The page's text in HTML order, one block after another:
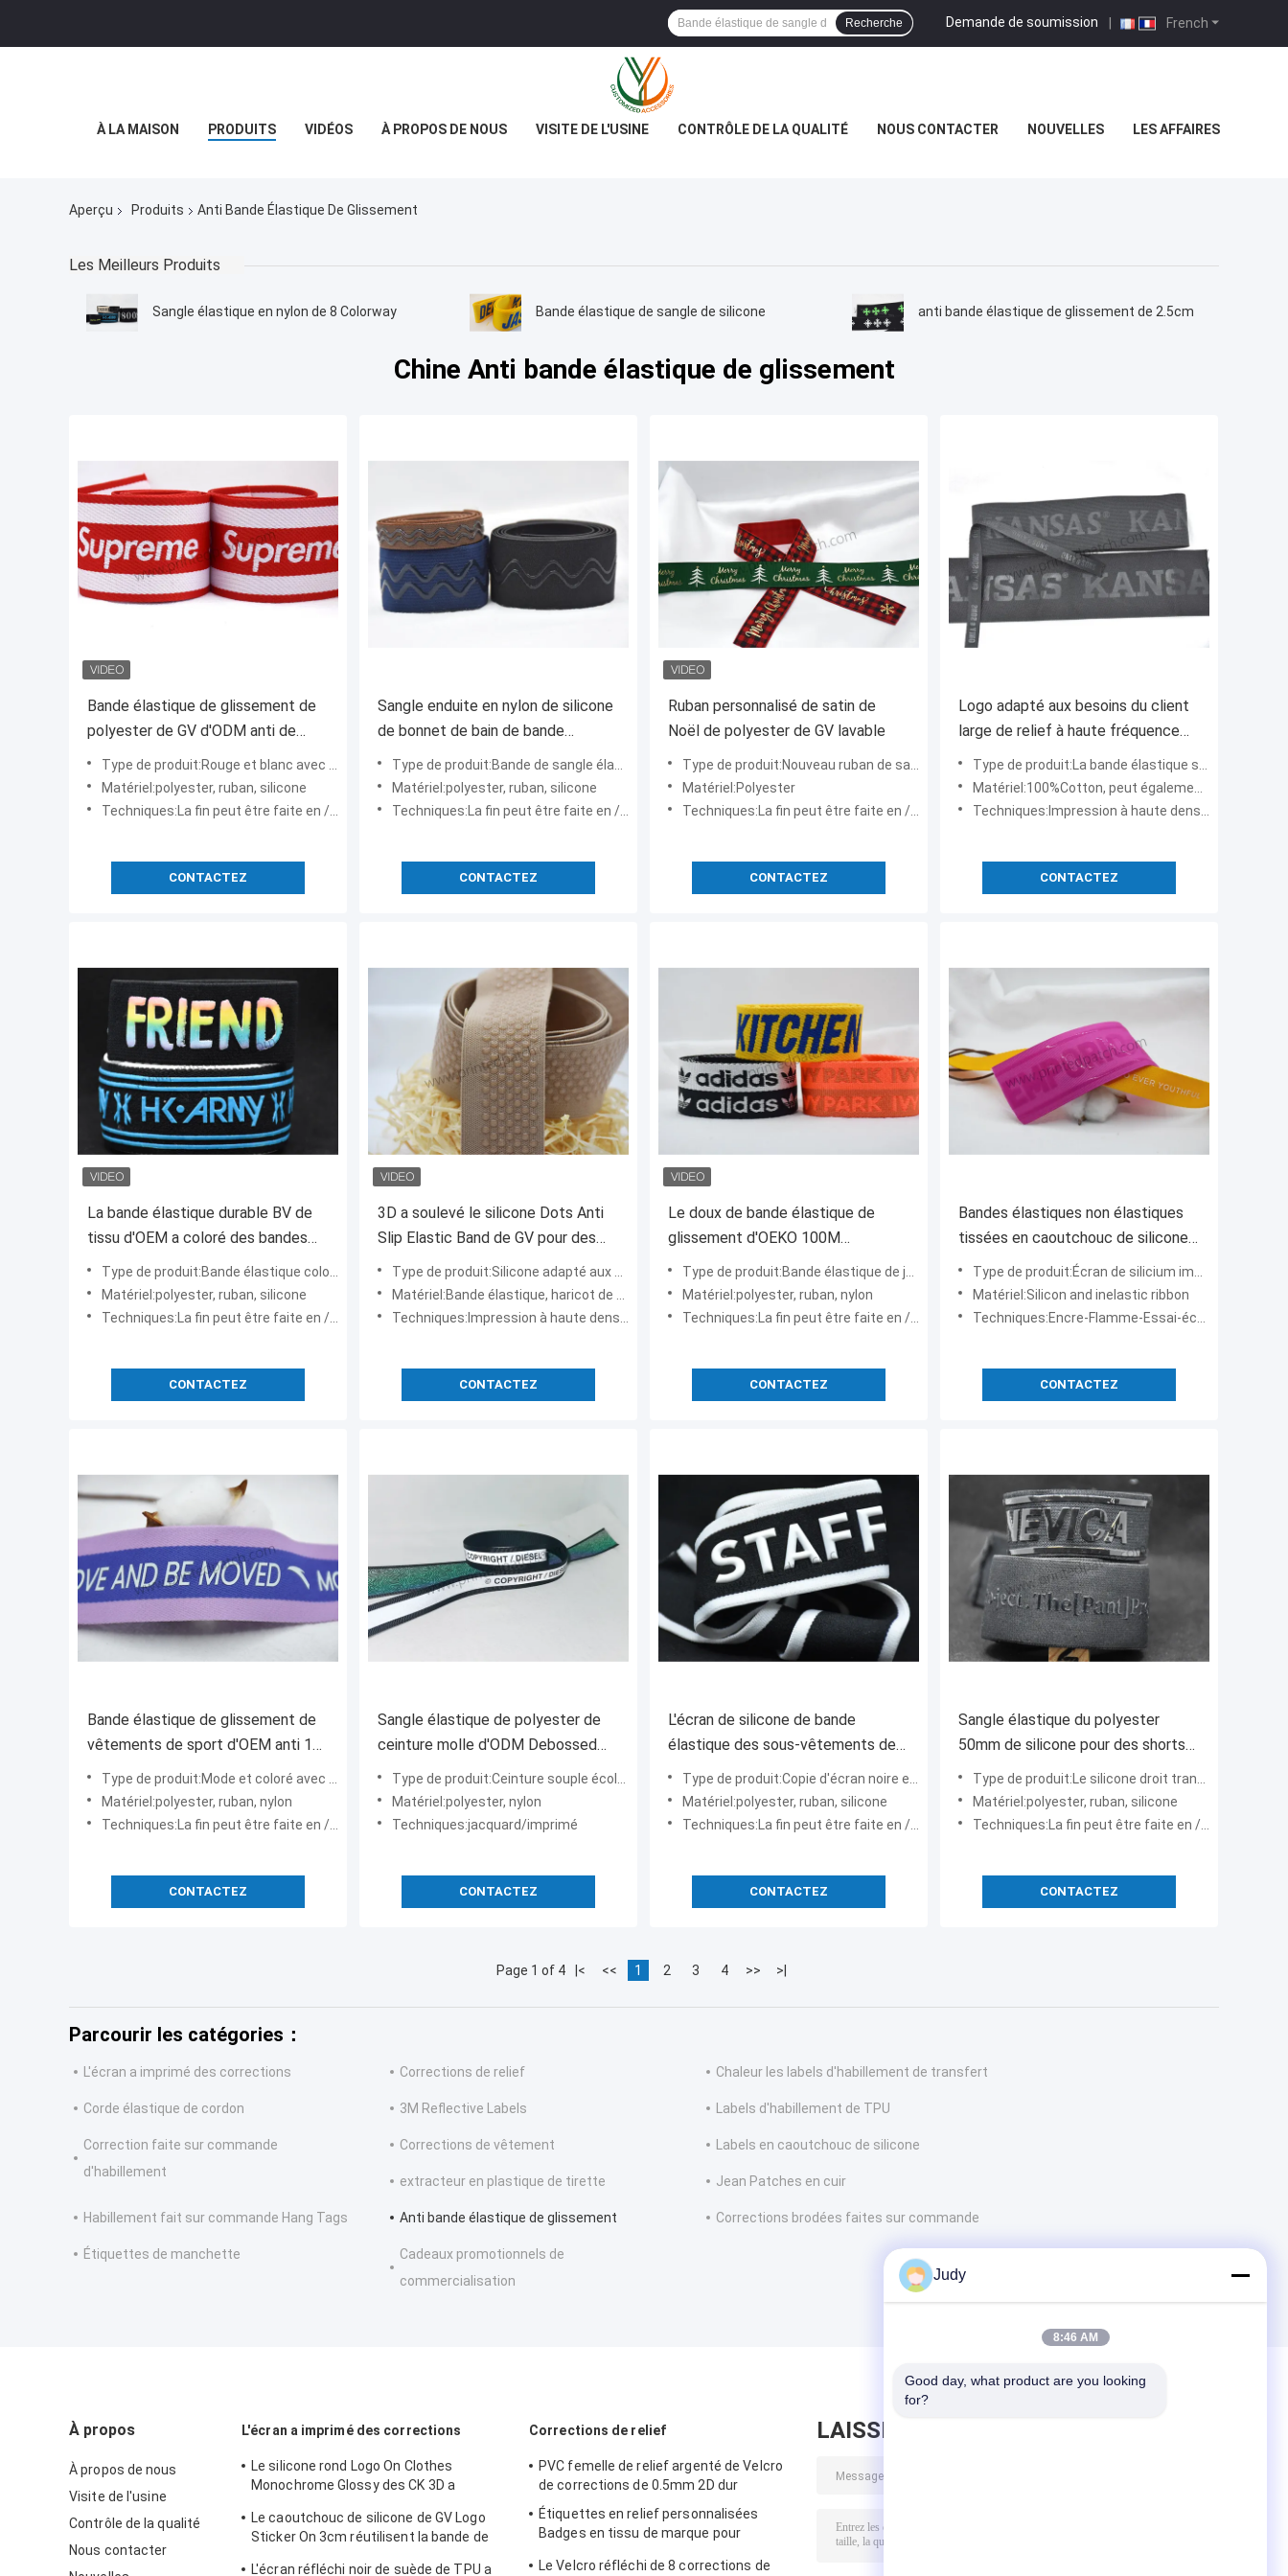
French
Demande de soumission |
Recherche
À LA MAISON PRODUITS VIDÉOS À PROPOS DE NOUS VISITE DE L'USINE CONTRÔLE DE LA QUALITÉ NOUS CONTACTER NOUVELLES LES AFFAIRES
Aperçu Produits Anti Bande Élastique De Glissement
Les Meilleurs Produits
Sangle élastique en nylon de 8 Colorway Bande élastique de sangle de silicone anti bande élastique de glissement de 2.5cm
Chine Anti bande élastique de glissement
Bande élastique de glissement de
polyester de GV d'ODM anti de
petit pain suprême de ruban rouge
et blanche
Type de produit:Rouge et blanc avec le ruban suprême de Logo Polyster Jacquard peut être le logo adapté aux besoins
Matériel:polyester, ruban, silicone
Techniques:La fin peut être faite en /silicone en plastique en alliage de zinc/en laiton
CONTACTEZ
Sangle enduite en nylon de silicone
de bonnet de bain de bande
élastique de glissement d'Eco anti
Type de produit:Bande de sangle élastique de silicone de bande antidérapante enduite de nylon écologique imperméable
Matériel:polyester, ruban, silicone
Techniques:La fin peut être faite en /silicone en plastique en alliage de zinc/en laiton
CONTACTEZ
Ruban personnalisé de satin de
Noël de polyester de GV lavable
Type de produit:Nouveau ruban de satin personnalisé de polyester de Noël de mode par tergal pour le paquet de boîte-
Matériel:Polyester
Techniques:La fin peut être faite en /silicone en plastique en alliage de zinc/en laiton
CONTACTEZ
Logo adapté aux besoins du client
large de relief à haute fréquence
de bande élastique de jacquard
Type de produit:La bande élastique simple de jacquard de haute fréquence de couleur a gravé les produits en refief d
Matériel:100%Cotton, peut également nylon de Spandex et de 60% de 8% et polyester de 32%
Techniques:Impression à haute densité, impression plate, impression de colorfull
CONTACTEZ
La bande élastique durable BV de
tissu d'OEM a coloré des bandes
élastiques pour la couture
Type de produit:Bande élastique colorée imprimée de glissement de silicium brillant anti avec Customed Logo For Clot
Matériel:polyester, ruban, silicone
Techniques:La fin peut être faite en /silicone en plastique en alliage de zinc/en laiton
CONTACTEZ
3D a soulevé le silicone Dots Anti
Slip Elastic Band de GV pour des
vêtements
Type de produit:Silicone adapté aux besoins du client Dots Jacquard Elastic Band With blanc ou transparent imprimé
Matériel:Bande élastique, haricot de silicone
Techniques:Impression à haute densité,
CONTACTEZ
Le doux de bande élastique de
glissement d'OEKO 100M
Underwear Jacquard Anti a imprimé
Type de produit:Bande élastique de jacquard
Matériel:polyester, ruban, nylon
Techniques:La fin peut être faite en /silicone en plastique en alliage de zinc/en laiton
CONTACTEZ
Bandes élastiques non élastiques
tissées en caoutchouc de silicone
de bande de Spandex pour le
maillot de bain
Type de produit:Écran de silicium imprimant le Spandex non élastique de bande tissé par ruban pour le maillot de bai
Matériel:Silicon and inelastic ribbon
Techniques:Encre-Flamme-Essai-échantillon d'Illustration-Film-mélange
CONTACTEZ
Bande élastique de glissement de
vêtements de sport d'OEM anti 1
pouce de large avec la corde en
nylon tressée
Type de produit:Mode et coloré avec la corde en nylon tressée, bande non élastique pour des vêtements de sport, vest
Matériel:polyester, ruban, nylon
Techniques:La fin peut être faite en /silicone en plastique en alliage de zinc/en laiton
CONTACTEZ
Sangle élastique de polyester de
ceinture molle d'ODM Debossed
pour le boxeur, bandeau
Type de produit:Ceinture souple écologique de haute qualité avec sangle en polyester à effet magique pour boxeur, ba
Matériel:polyester, nylon
Techniques:jacquard/imprimé
CONTACTEZ
L'écran de silicone de bande
élastique des sous-vêtements des
hommes du jacquard OEKO
impriment le blanc noir
Type de produit:Copie d'écran noire et blanche de silicium de bande élastique de jacquard de Customed pour des sous-
Matériel:polyester, ruban, silicone
Techniques:La fin peut être faite en /silicone en plastique en alliage de zinc/en laiton
CONTACTEZ
Sangle élastique du polyester
50mm de silicone pour des shorts
de recyclage d'habillement
Type de produit:Le silicone droit transparent a imprimé la bande élastique de bande de ruban de sangle pour des shor
Matériel:polyester, ruban, silicone
Techniques:La fin peut être faite en /silicone en plastique en alliage de zinc/en laiton
CONTACTEZ
Page 1 of 4 |< << 1 2 3 4 >> >|
Parcourir les catégories：
L'écran a imprimé des corrections Corrections de relief Chaleur les labels d'habillement de transfert
Corde élastique de cordon 3M Reflective Labels Labels d'habillement de TPU
Correction faite sur commande
d'habillement
Corrections de vêtement Labels en caoutchouc de silicone
extracteur en plastique de tirette Jean Patches en cuir
Habillement fait sur commande Hang Tags Anti bande élastique de glissement Corrections brodées faites sur commande
Étiquettes de manchette
Cadeaux promotionnels de
commercialisation
À propos
À propos de nous
Visite de l'usine
Contrôle de la qualité
Nous contacter
L'écran a imprimé des corrections
Le silicone rond Logo On Clothes
Monochrome Glossy des CK 3D a
Le caoutchouc de silicone de GV Logo
Sticker On 3cm réutilisent la bande de
L'écran réfléchi noir de suède de TPU a
Corrections de relief
PVC femelle de relief argenté de Velcro
de corrections de 0.5mm 2D dur
Étiquettes en relief personnalisées
Badges en tissu de marque pour
Le Velcro réfléchi de 8 corrections de
LAISSEZ UN MESSAGE
Judy
8:46 AM
Good day, what product are you looking
for?